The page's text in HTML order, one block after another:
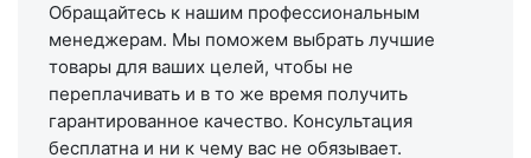
Обращайтесь к нашим профессиональным
менеджерам. Мы поможем выбрать лучшие
товары для ваших целей, чтобы не
переплачивать и в то же время получить
гарантированное качество. Консультация
бесплатна и ни к чему вас не обязывает.